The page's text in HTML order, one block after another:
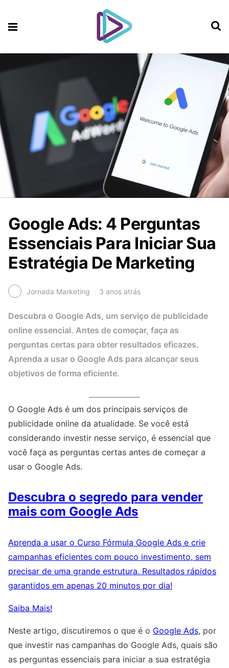
Google Ads: 4 Perguntas
Essenciais Para Iniciar Sua
Estratégia De Marketing
Jornada Marketing 3 anos atrás
Descubra o Google Ads, um serviço de publicidade
online essencial. Antes de começar, faça as
perguntas certas para obter resultados eficazes.
Aprenda a usar o Google Ads para alcançar seus
objetivos de forma eficiente.
O Google Ads é um dos principais serviços de
publicidade online da atualidade. Se você está
considerando investir nesse serviço, é essencial que
você faça as perguntas certas antes de começar a
usar o Google Ads.
Descubra o segredo para vender
mais com Google Ads
Aprenda a usar o Curso Fórmula Google Ads e crie
campanhas eficientes com pouco investimento, sem
precisar de uma grande estrutura. Resultados rápidos
garantidos em apenas 20 minutos por dia!
Saiba Mais!
Neste artigo, discutiremos o que é o Google Ads, por
que investir nas campanhas do Google Ads, quais são
as perguntas essenciais para iniciar a sua estratégia